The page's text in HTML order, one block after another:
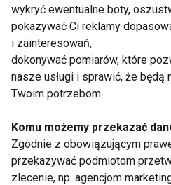
Dobroczynny wpływ
błonnika na dietę i
sylwetkę
Pokaż
wykryć ewentualne boty,
pokazywać Ci reklamy
i zainteresowań,
dokonywać pomiarów, które
nasze usługi i sprawić, że
Twoim potrzebom
Komu możemy przekazać
Zgodnie z obowiązującym
przekazywać podmiotom
zlecenie, np. agencjom